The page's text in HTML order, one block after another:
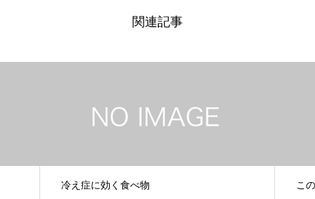
関連記事
冷え症に効く食べ物 こ